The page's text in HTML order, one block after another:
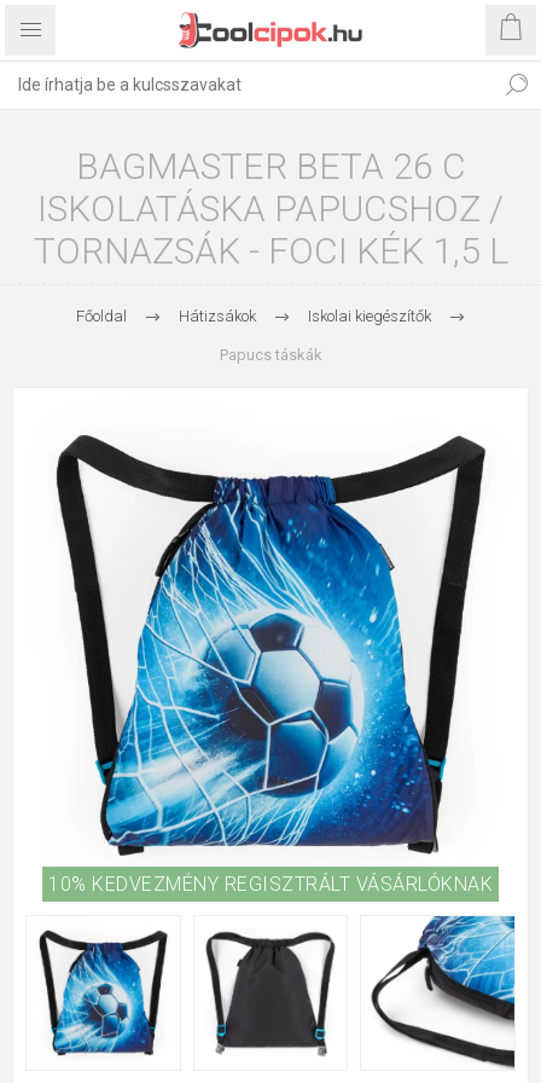
BAGMASTER BETA 26 C
ISKOLATÁSKA PAPUCSHOZ /
TORNAZSÁK - FOCI KÉK 1,5 L
Főoldal Hátizsákok Iskolai kiegészítők
Papucs táskák
10% KEDVEZMÉNY REGISZTRÁLT VÁSÁRLÓKNAK